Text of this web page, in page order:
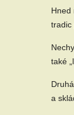
Hned
tradic
také
a